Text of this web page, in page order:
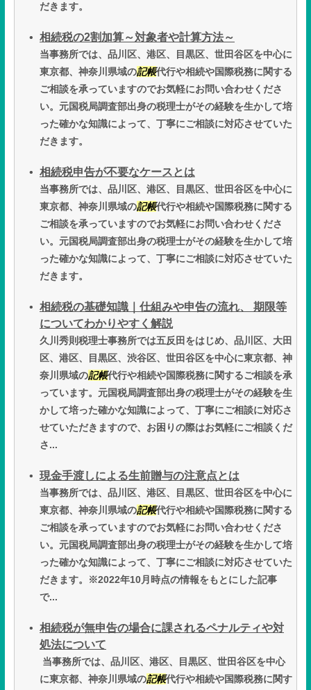
だきます。
相続税の2割加算～対象者や計算方法～
当事務所では、品川区、港区、目黒区、世田谷区を中心に
東京都、神奈川県域の記帳代行や相続や国際税務に関する
ご相談を承っていますのでお気軽にお問い合わせくださ
い。元国税局調査部出身の税理士がその経験を生かして培
った確かな知識によって、丁寧にご相談に対応させていた
だきます。
相続税申告が不要なケースとは
当事務所では、品川区、港区、目黒区、世田谷区を中心に
東京都、神奈川県域の記帳代行や相続や国際税務に関する
ご相談を承っていますのでお気軽にお問い合わせくださ
い。元国税局調査部出身の税理士がその経験を生かして培
った確かな知識によって、丁寧にご相談に対応させていた
だきます。
相続税の基礎知識｜仕組みや申告の流れ、 期限等
についてわかりやすく解説
久川秀則税理士事務所では五反田をはじめ、品川区、大田
区、港区、目黒区、渋谷区、世田谷区を中心に東京都、神
奈川県域の記帳代行や相続や国際税務に関するご相談を承
っています。元国税局調査部出身の税理士がその経験を生
かして培った確かな知識によって、丁寧にご相談に対応さ
せていただきますので、お困りの際はお気軽にご相談くだ
さ...
現金手渡しによる生前贈与の注意点とは
当事務所では、品川区、港区、目黒区、世田谷区を中心に
東京都、神奈川県域の記帳代行や相続や国際税務に関する
ご相談を承っていますのでお気軽にお問い合わせくださ
い。元国税局調査部出身の税理士がその経験を生かして培
った確かな知識によって、丁寧にご相談に対応させていた
だきます。※2022年10月時点の情報をもとにした記事
で...
相続税が無申告の場合に課されるペナルティや対
処法について
当事務所では、品川区、港区、目黒区、世田谷区を中心
に東京都、神奈川県域の記帳代行や相続や国際税務に関す